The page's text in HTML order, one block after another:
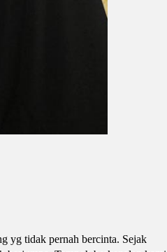
yg tidak pernah bercinta. Sejak